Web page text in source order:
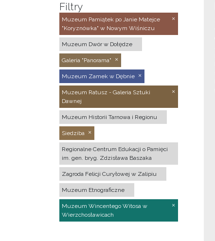
Filtry
Muzeum Pamiątek po Janie Matejce
"Koryznówka" w Nowym Wiśniczu
Muzeum Dwór w Dołędze
Galeria "Panorama"
Muzeum Zamek w Dębnie
Muzeum Ratusz - Galeria Sztuki
Dawnej
Muzeum Historii Tarnowa i Regionu
Siedziba
Regionalne Centrum Edukacji o Pamięci
im. gen. bryg. Zdzisława Baszaka
Zagroda Felicji Curyłowej w Zalipiu
Muzeum Etnograficzne
Muzeum Wincentego Witosa w
Wierzchosławicach